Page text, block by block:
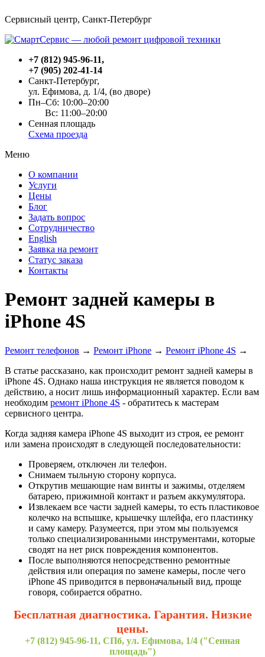
Сервисный центр, Cанкт-Петербург
+7 (812) 945-96-11,
+7 (905) 202-41-14
Санкт-Петербург,
ул. Ефимова, д. 1/4, (во дворе)
Пн–Сб: 10:00–20:00
Вс: 11:00–20:00
Сенная площадь
Схема проезда
Меню
О компании
Услуги
Цены
Блог
Задать вопрос
Сотрудничество
English
Заявка на ремонт
Статус заказа
Контакты
Ремонт задней камеры в
iPhone 4S
Ремонт телефонов → Ремонт iPhone → Ремонт iPhone 4S →
В статье рассказано, как происходит ремонт задней камеры в
iPhone 4S. Однако наша инструкция не является поводом к
действию, а носит лишь информационный характер. Если вам
необходим ремонт iPhone 4S - обратитесь к мастерам
сервисного центра.
Когда задняя камера iPhone 4S выходит из строя, ее ремонт
или замена происходят в следующей последовательности:
Проверяем, отключен ли телефон.
Снимаем тыльную сторону корпуса.
Открутив мешающие нам винты и зажимы, отделяем
батарею, прижимной контакт и разъем аккумулятора.
Извлекаем все части задней камеры, то есть пластиковое
колечко на вспышке, крышечку шлейфа, его пластинку
и саму камеру. Разумеется, при этом мы пользуемся
только специализированными инструментами, которые
сводят на нет риск повреждения компонентов.
После выполняются непосредственно ремонтные
действия или операция по замене камеры, после чего
iPhone 4S приводится в первоначальный вид, проще
говоря, собирается обратно.
Бесплатная диагностика. Гарантия. Низкие
цены.
+7 (812) 945-96-11, СПб, ул. Ефимова, 1/4 ("Сенная
площадь")